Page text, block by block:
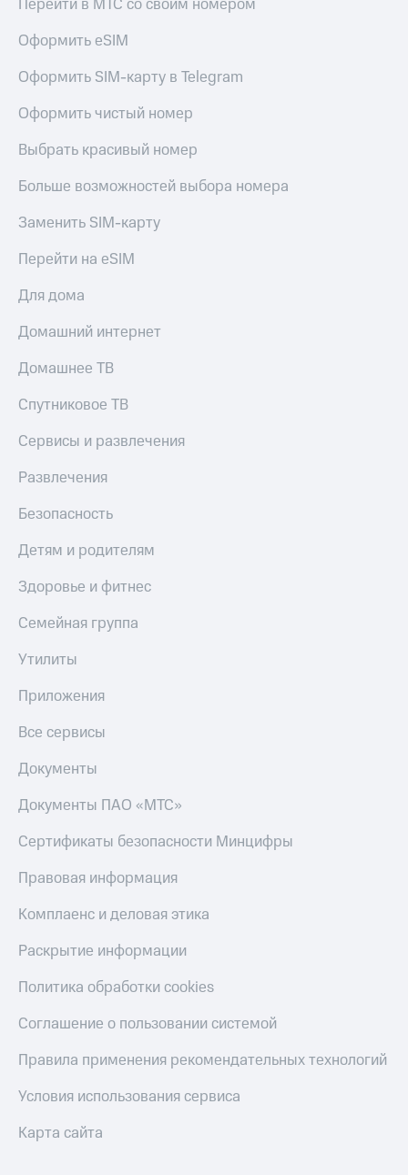
Перейти в МТС со своим номером
Оформить eSIM
Оформить SIM-карту в Telegram
Оформить чистый номер
Выбрать красивый номер
Больше возможностей выбора номера
Заменить SIM-карту
Перейти на eSIM
Для дома
Домашний интернет
Домашнее ТВ
Спутниковое ТВ
Сервисы и развлечения
Развлечения
Безопасность
Детям и родителям
Здоровье и фитнес
Семейная группа
Утилиты
Приложения
Все сервисы
Документы
Документы ПАО «МТС»
Сертификаты безопасности Минцифры
Правовая информация
Комплаенс и деловая этика
Раскрытие информации
Политика обработки cookies
Соглашение о пользовании системой
Правила применения рекомендательных технологий
Условия использования сервиса
Карта сайта